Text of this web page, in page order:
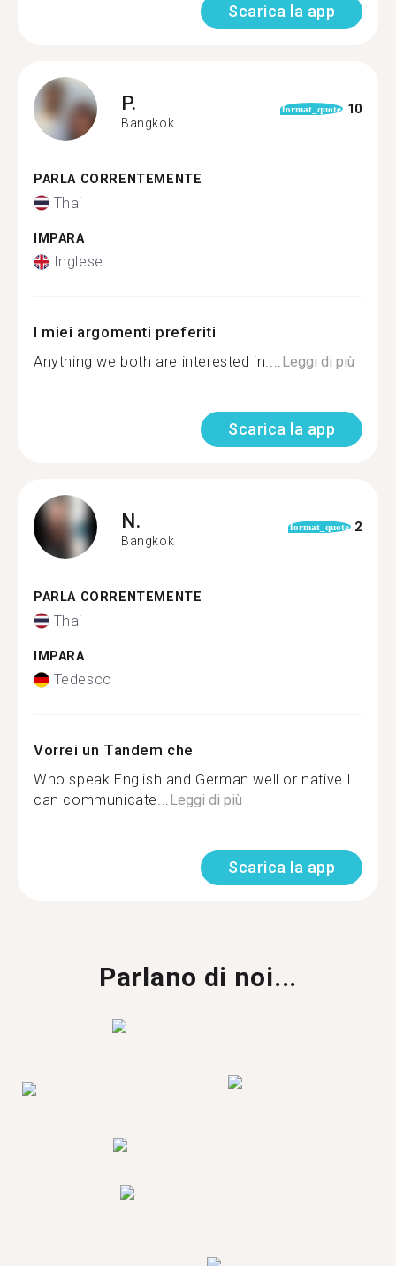
Scarica la app
P.
Bangkok
format_quote 10
PARLA CORRENTEMENTE
Thai
IMPARA
Inglese
I miei argomenti preferiti
Anything we both are interested in....Leggi di più
Scarica la app
N.
Bangkok
format_quote 2
PARLA CORRENTEMENTE
Thai
IMPARA
Tedesco
Vorrei un Tandem che
Who speak English and German well or native.I
can communicate...Leggi di più
Scarica la app
Parlano di noi...